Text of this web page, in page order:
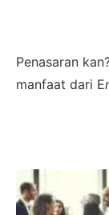
Penasaran
manfaat dari E